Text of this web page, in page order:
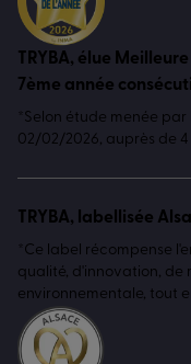
TRYBA, élue
7ème année
*Selon étude menée par
02/02/2026, auprès de
TRYBA, labellisée
*Ce label récompense
qualité, d'innovation, de
environnementale, tout